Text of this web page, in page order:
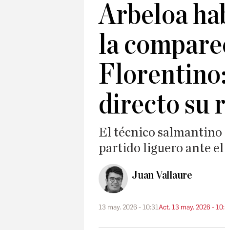
Arbeloa
la
directo su
El técnico salmantino
partido liguero ante el
Juan Vallaure
13 may. 2026 - 10:31Act. 13 may. 2026 -